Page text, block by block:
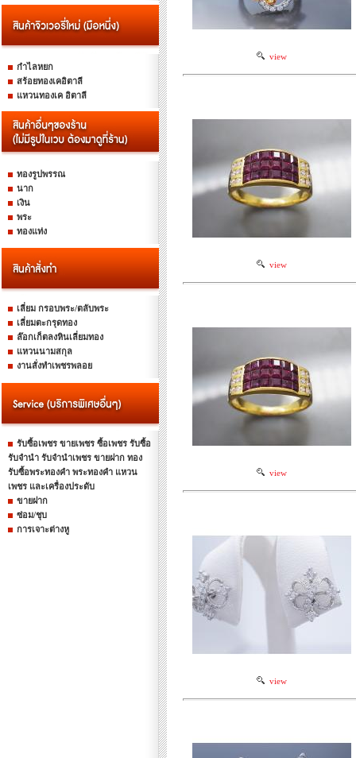
กำไลหยก
สร้อยทองเคอิตาลี
แหวนทองเค อิตาลี
ทองรูปพรรณ
นาก
เงิน
พระ
ทองแท่ง
เลี่ยม กรอบพระ/ตลับพระ
เลี่ยมตะกรุดทอง
ล๊อกเก็ตลงหินเลี่ยมทอง
แหวนนามสกุล
งานสั่งทำเพชรพลอย
รับซื้อเพชร ขายเพชร ซื้อเพชร รับซื้อ
รับจำนำ รับจำนำเพชร ขายฝาก ทอง
รับซื้อพระทองคำ พระทองคำ แหวน
เพชร และเครื่องประดับ
ขายฝาก
ซ่อม/ชุบ
การเจาะต่างหู
view
view
view
view